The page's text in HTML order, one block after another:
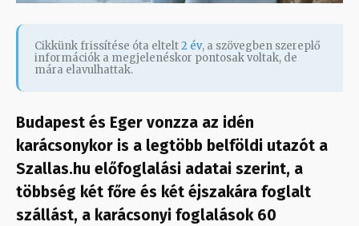
Cikkünk frissítése óta eltelt2 év, a szövegben szereplő
információk a megjelenéskor pontosak voltak, de
mára elavulhattak.
Budapest és Eger vonzza az idén
karácsonykor is a legtöbb belföldi utazót a
Szallas.hu előfoglalási adatai szerint, a
többség két főre és két éjszakára foglalt
szállást, a karácsonyi foglalások 60